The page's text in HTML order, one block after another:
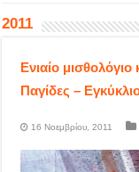
2011
Ενιαίο
Παγίδες –
16 Νοεμβρίου, 2011